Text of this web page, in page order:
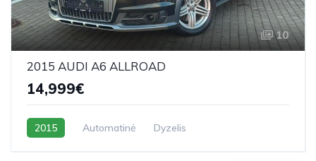
10
2015 AUDI A6 ALLROAD
14,999€
2015 Automatinė Dyzelis